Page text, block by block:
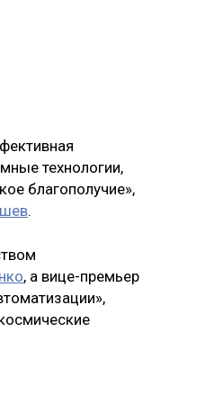
технологии,
благополучие»,
.
, а вице-премьер